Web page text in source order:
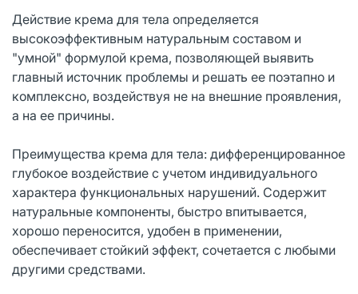
Действие крема для тела определяется
высокоэффективным натуральным составом и
"умной" формулой крема, позволяющей выявить
главный источник проблемы и решать ее поэтапно и
комплексно, воздействуя не на внешние проявления,
а на ее причины.
Преимущества крема для тела: дифференцированное
глубокое воздействие с учетом индивидуального
характера функциональных нарушений. Содержит
натуральные компоненты, быстро впитывается,
хорошо переносится, удобен в применении,
обеспечивает стойкий эффект, сочетается с любыми
другими средствами.